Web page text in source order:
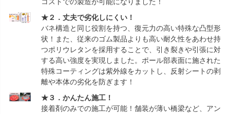
★２．丈夫で劣化しにくい！
バネ構造と同じ役割を持つ、復元力の高い特殊な凸型形
状！また、従来のゴム製品よりも高い耐久性をあわせ持
つポリウレタンを採用することで、引き裂きや引張に対
する高い強度を実現しました。ポール部表面に施された
特殊コーティングは紫外線をカットし、反射シートの剥
離や本体の劣化を防ぎます！
★３．かんたん施工！
接着剤のみでの施工が可能！舗装が薄い橋梁など、アン